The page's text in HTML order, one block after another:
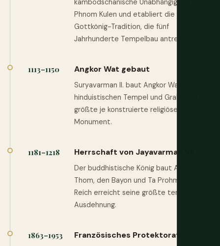
kambodschanische Unabhängigkeit bei
Phnom Kulen und etabliert die
Gottkönig-Tradition, die fünf
Jahrhunderte Tempelbau antreiben wird.
1113–1150 Angkor Wat gebaut
Suryavarman II. baut Angkor Wat als
hinduistischen Tempel und Grabmal. Das
größte je konstruierte religiöse
Monument.
1181–1218 Herrschaft von Jayavarman VII.
Der buddhistische König baut Angkor
Thom, den Bayon und Ta Prohm. Das
Reich erreicht seine größte territoriale
Ausdehnung.
1863–1953 Französisches Protektorat